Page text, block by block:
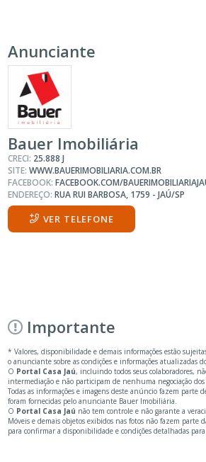
Anunciante
Bauer Imobiliária
CRECI: 25.888 J
SITE:WWW.BAUERIMOBILIARIA.COM.BR
FACEBOOK:FACEBOOK.COM/
ENDEREÇO:RUA RUI BARBOSA, 1759 - JAÚ/SP
VER TELEFONE
Importante
* Valores, disponibilidade e demais informações estão
o anunciante sobre as condições e informações atualizadas
O Portal Casa Jaú, incluindo todos seus colaboradores,
intermediação e não participam de nenhuma negociação
Todas as informações e imagens deste anúncio fazem
foram fornecidas pelo anunciante Bauer Imobiliária.
O Portal Casa Jaú não tem controle e não garante a
Móveis e demais objetos exibidos nas fotos não fazem
para confirmar a disponibilidade e condições detalhadas